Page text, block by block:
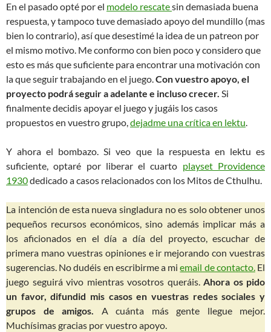
En el pasado opté por el modelo rescatesin demasiada buena
respuesta, y tampoco tuve demasiado apoyo del mundillo (mas
bien lo contrario), así que desestimé la idea de un patreon por
el mismo motivo. Me conformo con bien poco y considero que
esto es más que suficiente para encontrar una motivación con
la que seguir trabajando en el juego.Con vuestro apoyo, el
proyecto podrá seguir a adelante e incluso crecer. Si
finalmente decidis apoyar el juego y jugáis los casos
propuestos en vuestro grupo,dejadme una crítica en lektu.
Y ahora el bombazo. Si veo que la respuesta en lektu es
suficiente, optaré por liberar el cuarto playset Providence
1930dedicado a casos relacionados con los Mitos de Cthulhu.
La intención de esta nueva singladura no es solo obtener unos
pequeños recursos económicos, sino además implicar más a
los aficionados en el día a día del proyecto, escuchar de
primera mano vuestras opiniones e ir mejorando con vuestras
sugerencias. No dudéis en escribirme a miemail de contacto.El
juego seguirá vivo mientras vosotros queráis. Ahora os pido
un favor, difundid mis casos en vuestras redes sociales y
grupos de amigos. A cuánta más gente llegue mejor.
Muchísimas gracias por vuestro apoyo.